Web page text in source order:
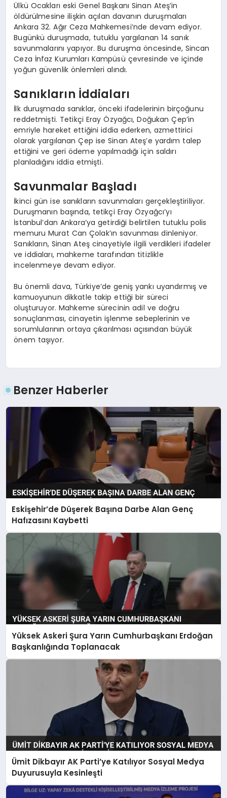
Ülkü Ocakları eski Genel Başkanı Sinan Ateş’in
öldürülmesine ilişkin açılan davanın duruşmaları
Ankara 32. Ağır Ceza Mahkemesi’nde devam ediyor.
Bugünkü duruşmada, tutuklu yargılanan 14 sanık
savunmalarını yapıyor. Bu duruşma öncesinde, Sincan
Ceza İnfaz Kurumları Kampüsü çevresinde ve içinde
yoğun güvenlik önlemleri alındı.
Sanıkların İddiaları
İlk duruşmada sanıklar, önceki ifadelerinin birçoğunu
reddetmişti. Tetikçi Eray Özyağcı, Doğukan Çep’in
emriyle hareket ettiğini iddia ederken, azmettirici
olarak yargılanan Çep ise Sinan Ateş’e yardım talep
ettiğini ve geri ödeme yapılmadığı için saldırı
planladığını iddia etmişti.
Savunmalar Başladı
İkinci gün ise sanıkların savunmaları gerçekleştiriliyor.
Duruşmanın başında, tetikçi Eray Özyağcı’yı
İstanbul’dan Ankara’ya getirdiği belirtilen tutuklu polis
memuru Murat Can Çolak’ın savunması dinleniyor.
Sanıkların, Sinan Ateş cinayetiyle ilgili verdikleri ifadeler
ve iddiaları, mahkeme tarafından titizlikle
incelenmeye devam ediyor.
Bu önemli dava, Türkiye’de geniş yankı uyandırmış ve
kamuoyunun dikkatle takip ettiği bir süreci
oluşturuyor. Mahkeme sürecinin adil ve doğru
sonuçlanması, cinayetin işlenme sebeplerinin ve
sorumlularının ortaya çıkarılması açısından büyük
önem taşıyor.
Benzer Haberler
Eskişehir’de Düşerek Başına Darbe Alan Genç
Hafızasını Kaybetti
Yüksek Askeri Şura Yarın Cumhurbaşkanı Erdoğan
Başkanlığında Toplanacak
Ümit Dikbayır AK Parti’ye Katılıyor Sosyal Medya
Duyurusuyla Kesinleşti